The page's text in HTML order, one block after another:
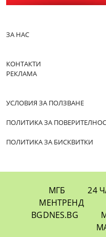
ЗА НАС
КОНТАКТИ
РЕКЛАМА
УСЛОВИЯ ЗА ПОЛЗВАНЕ
ПОЛИТИКА ЗА
ПОЛИТИКА ЗА БИСКВИТКИ
МГБ 24
МЕНТРЕНД
BGDNES.BG